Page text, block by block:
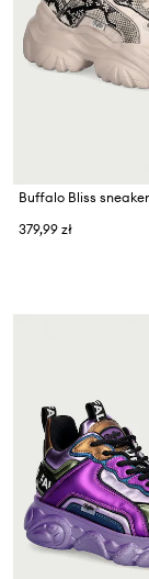
Buffalo Bliss
379,99 zł